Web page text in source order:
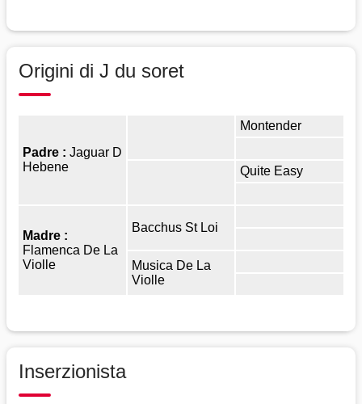
Origini di J du soret
Padre : Jaguar D
Hebene
Montender
Quite Easy
Madre :
Flamenca De La
Violle
Bacchus St Loi
Musica De La
Violle
Inserzionista